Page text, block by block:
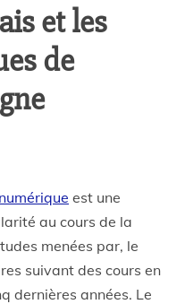
et les
de
est une
au cours de la
menées par, le
suivant des cours en
dernières années. Le